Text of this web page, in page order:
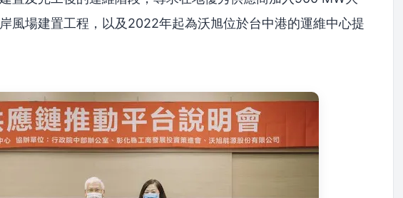
風場建置工程，以及2022年起為沃旭位於台中港的運維中心提